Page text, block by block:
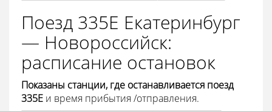
Поезд 335Е Екатеринбург
— Новороссийск:
расписание остановок
Показаны станции, где останавливается поезд
335Е и время прибытия /отправления.